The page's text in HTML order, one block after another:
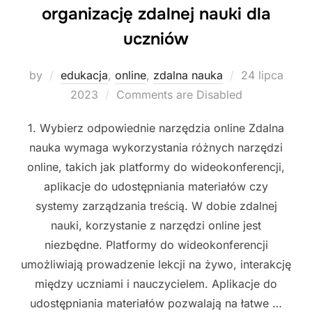
organizację zdalnej nauki dla
uczniów
by edukacja, online, zdalna nauka
Posted
on
24 lipca
2023
Comments are Disabled
1. Wybierz odpowiednie narzędzia online Zdalna
nauka wymaga wykorzystania różnych narzędzi
online, takich jak platformy do wideokonferencji,
aplikacje do udostępniania materiałów czy
systemy zarządzania treścią. W dobie zdalnej
nauki, korzystanie z narzędzi online jest
niezbędne. Platformy do wideokonferencji
umożliwiają prowadzenie lekcji na żywo, interakcję
między uczniami i nauczycielem. Aplikacje do
udostępniania materiałów pozwalają na łatwe …